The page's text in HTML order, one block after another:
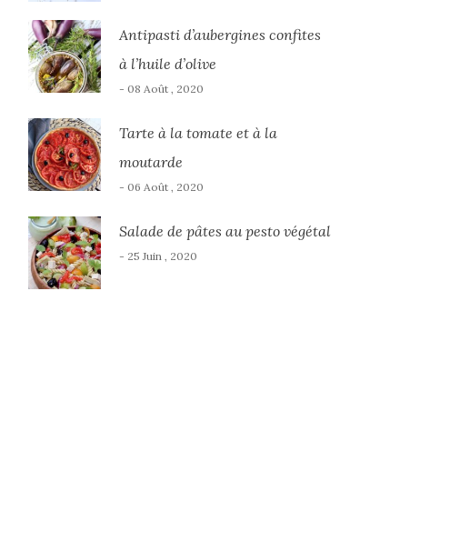
Antipasti d’aubergines confites
à l’huile d’olive
- 08 Août , 2020
Tarte à la tomate et à la
moutarde
- 06 Août , 2020
Salade de pâtes au pesto végétal
- 25 Juin , 2020